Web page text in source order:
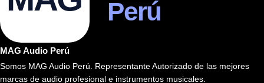
Perú
MAG Audio Perú
Somos MAG Audio Perú. Representante Autorizado de las mejores
marcas de audio profesional e instrumentos musicales.